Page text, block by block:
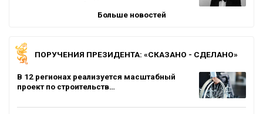
Больше новостей
ПОРУЧЕНИЯ ПРЕЗИДЕНТА: «СКАЗАНО - СДЕЛАНО»
В 12 регионах реализуется масштабный
проект по строительств…